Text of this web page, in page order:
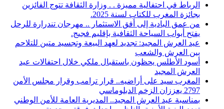
الرباط في احتفالية مميزة . . وزارة الثقافة تتوج الفائزين
بجائزة المغرب للكتاب لسنة 2025.
من عمق البادية إلى أفق الاستثمار .. مهرجان تندرارة للرحل
يفتح أبواب السياحة الثقافية بإقليم فجيج.
عيد العرش المجيد: تجديد لعهد البيعة وتجسيد متين للتلاحم
بين العرش والشعب
أسود الأطلس يحظون باستقبال ملكي خلال احتفالات عيد
العرش المجيد
المغرب سيد على أراضيه.. قرار ترامب وقرار مجلس الأمن
2797 يعززان الزخم الدبلوماسي
بمناسبة عيد العرش المجيد.. المديرية العامة للأمن الوطني